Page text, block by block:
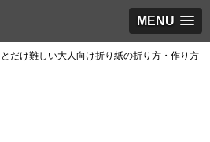
MENU
だけ難しい大人向け折り紙の折り方・作り方